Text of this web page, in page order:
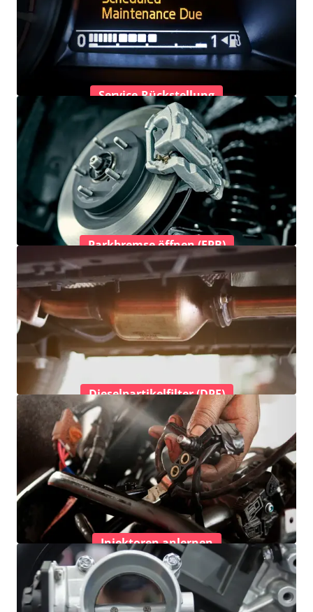
Service-Rückstellung
Parkbremse öffnen (EPB)
Dieselpartikelfilter (DPF)
Injektoren anlernen